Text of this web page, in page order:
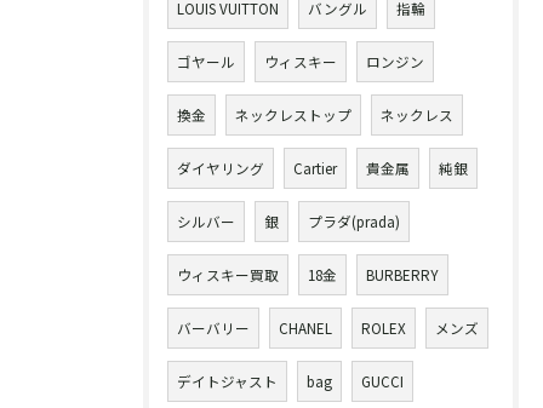
LOUIS VUITTON バングル 指輪
ゴヤール ウィスキー ロンジン
換金 ネックレストップ ネックレス
ダイヤリング Cartier 貴金属 純銀
シルバー 銀 プラダ(prada)
ウィスキー買取 18金 BURBERRY
バーバリー CHANEL ROLEX メンズ
デイトジャスト bag GUCCI